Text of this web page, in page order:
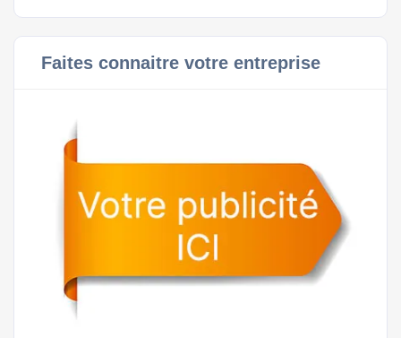
Faites connaitre votre entreprise